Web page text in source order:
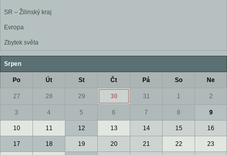
SR – Žilinský kraj
Evropa
Zbytek světa
Srpen
Po Út St Čt Pá So Ne
27 28 29 30 31 1 2
3 4 5 6 7 8 9
10 11 12 13 14 15 16
17 18 19 20 21 22 23